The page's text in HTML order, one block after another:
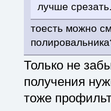
лучше
тоесть можно
Только не
получения
тоже